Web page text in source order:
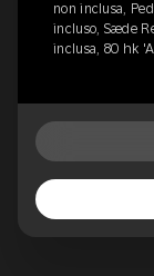
non inclusa,
incluso, Sæde
inclusa, 80 hk